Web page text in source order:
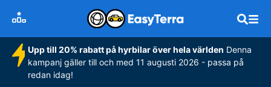
Upp till 20% rabatt på hyrbilar över hela världen Denna
kampanj gäller till och med 11 augusti 2026 - passa på
redan idag!